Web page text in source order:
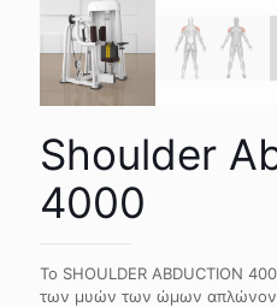
Shoulder
4000
Το SHOULDER ABDUCTION
των μυών των ώμων